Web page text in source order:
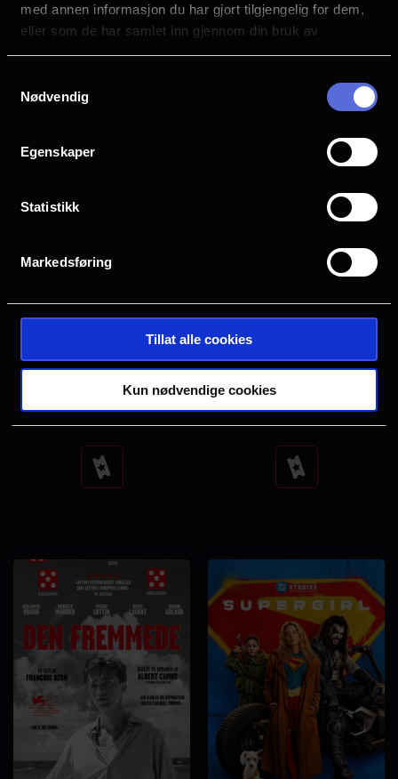
med annen informasjon du har gjort tilgjengelig for dem,
eller som de har samlet inn gjennom din bruk av
tjenestene deres.
Nødvendig
Egenskaper
Statistikk
Markedsføring
Tillat alle cookies
Kun nødvendige cookies
tider
Se
tider
Obsession
Se
tider
Minions & monstre
Se
tider